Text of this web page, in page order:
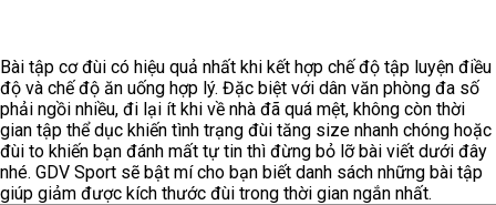
Bài tập cơ đùi có hiệu quả nhất khi kết hợp chế độ tập luyện điều
độ và chế độ ăn uống hợp lý. Đặc biệt với dân văn phòng đa số
phải ngồi nhiều, đi lại ít khi về nhà đã quá mệt, không còn thời
gian tập thể dục khiến tình trạng đùi tăng size nhanh chóng hoặc
đùi to khiến bạn đánh mất tự tin thì đừng bỏ lỡ bài viết dưới đây
nhé. GDV Sport sẽ bật mí cho bạn biết danh sách những bài tập
giúp giảm được kích thước đùi trong thời gian ngắn nhất.